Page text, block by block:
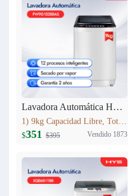
Lavadora Automática HYS 9KG FW90-15288AS
1) 9kg Capacidad Libre, Totalmente automático 9kg 2) Secado a alta temperatura 3) 12 procesos inteligentes 4) Lavadora equipada con cerradura 5) Cuenta con entrada de agua fría
$351 $395 Vendido 1873